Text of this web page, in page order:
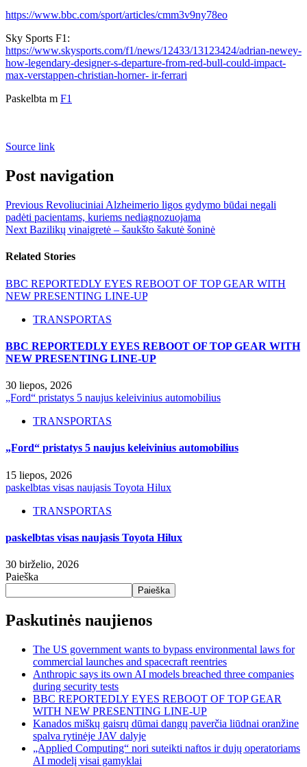
https://www.bbc.com/sport/articles/cmm3v9ny78eo
Sky Sports F1:
https://www.skysports.com/f1/news/12433/13123424/adrian-newey-
how-legendary-designer-s-departure-from-red-bull-could-impact-
max-verstappen-christian-horner- ir-ferrari
Paskelbta m F1
Source link
Post navigation
Previous Revoliuciniai Alzheimerio ligos gydymo būdai negali
padėti pacientams, kuriems nediagnozuojama
Next Bazilikų vinaigretė – šaukšto šakutė šoninė
Related Stories
BBC REPORTEDLY EYES REBOOT OF TOP GEAR WITH
NEW PRESENTING LINE-UP
TRANSPORTAS
BBC REPORTEDLY EYES REBOOT OF TOP GEAR WITH
NEW PRESENTING LINE-UP
30 liepos, 2026
„Ford“ pristatys 5 naujus keleivinius automobilius
TRANSPORTAS
„Ford“ pristatys 5 naujus keleivinius automobilius
15 liepos, 2026
paskelbtas visas naujasis Toyota Hilux
TRANSPORTAS
paskelbtas visas naujasis Toyota Hilux
30 birželio, 2026
Paieška
Paieška
Paskutinės naujienos
The US government wants to bypass environmental laws for
commercial launches and spacecraft reentries
Anthropic says its own AI models breached three companies
during security tests
BBC REPORTEDLY EYES REBOOT OF TOP GEAR
WITH NEW PRESENTING LINE-UP
Kanados miškų gaisrų dūmai dangų paverčia liūdnai oranžine
spalva rytinėje JAV dalyje
„Applied Computing“ nori suteikti naftos ir dujų operatoriams
AI modelį visai gamyklai